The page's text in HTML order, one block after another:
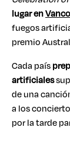
lugar en
fuegos
premio
Cada país
artificiales
de una
a los
por la tarde